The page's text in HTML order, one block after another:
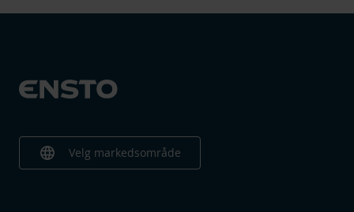
language Velg markedsområde